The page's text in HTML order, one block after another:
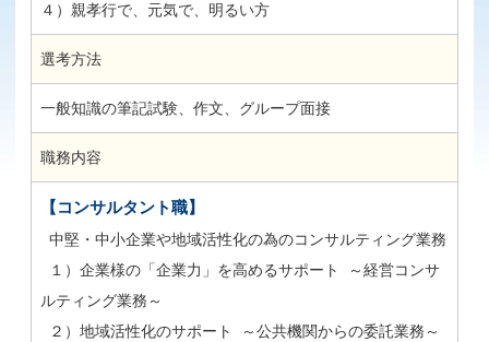
４）親孝行で、元気で、明るい方
選考方法
一般知識の筆記試験、作文、グループ面接
職務内容
【コンサルタント職】
中堅・中小企業や地域活性化の為のコンサルティング業務
１）企業様の「企業力」を高めるサポート ～経営コンサ
ルティング業務～
２）地域活性化のサポート ～公共機関からの委託業務～